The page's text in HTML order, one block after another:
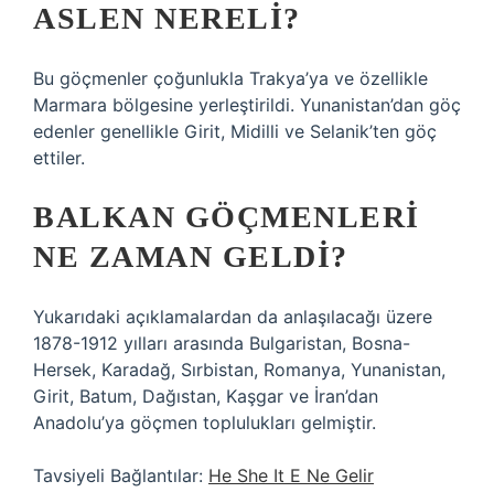
ASLEN NERELI?
Bu göçmenler çoğunlukla Trakya’ya ve özellikle
Marmara bölgesine yerleştirildi. Yunanistan’dan göç
edenler genellikle Girit, Midilli ve Selanik’ten göç
ettiler.
BALKAN GÖÇMENLERI
NE ZAMAN GELDI?
Yukarıdaki açıklamalardan da anlaşılacağı üzere
1878-1912 yılları arasında Bulgaristan, Bosna-
Hersek, Karadağ, Sırbistan, Romanya, Yunanistan,
Girit, Batum, Dağıstan, Kaşgar ve İran’dan
Anadolu’ya göçmen toplulukları gelmiştir.
Tavsiyeli Bağlantılar: He She It E Ne Gelir